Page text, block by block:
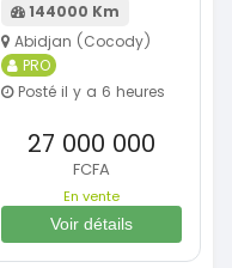
144000 Km
Abidjan (Cocody)
PRO
Posté il y a 6 heures
27 000 000
FCFA
En vente
Voir détails